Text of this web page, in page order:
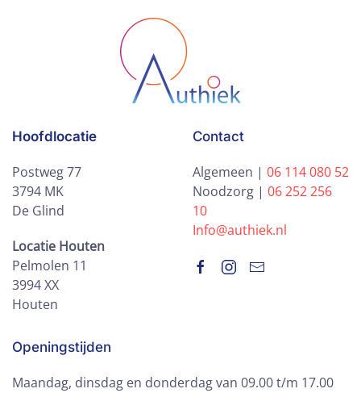
Hoofdlocatie
Postweg 77
3794 MK
De Glind
Locatie Houten
Pelmolen 11
3994 XX
Houten
Contact
Algemeen | 06 114 080 52
Noodzorg | 06 252 256
10
Info@authiek.nl
Openingstijden
Maandag, dinsdag en donderdag van 09.00 t/m 17.00